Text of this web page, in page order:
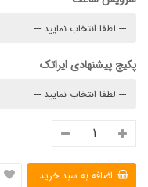
پکیج پیشنهادی ایراتک